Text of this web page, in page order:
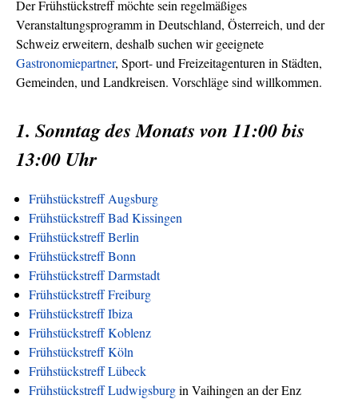
Der Frühstückstreff möchte sein regelmäßiges
Veranstaltungsprogramm in Deutschland, Österreich, und der
Schweiz erweitern, deshalb suchen wir geeignete
Gastronomiepartner, Sport- und Freizeitagenturen in Städten,
Gemeinden, und Landkreisen. Vorschläge sind willkommen.
1. Sonntag des Monats von 11:00 bis
13:00 Uhr
Frühstückstreff Augsburg
Frühstückstreff Bad Kissingen
Frühstückstreff Berlin
Frühstückstreff Bonn
Frühstückstreff Darmstadt
Frühstückstreff Freiburg
Frühstückstreff Ibiza
Frühstückstreff Koblenz
Frühstückstreff Köln
Frühstückstreff Lübeck
Frühstückstreff Ludwigsburgin Vaihingen an der Enz